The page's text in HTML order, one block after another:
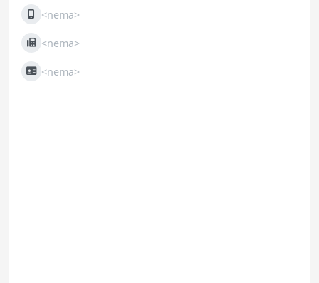
Mobilni<nema>
Fax <nema>
JIB <nema>